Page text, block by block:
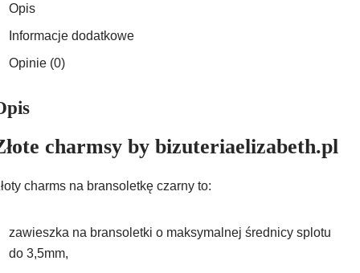
Opis
Informacje dodatkowe
Opinie (0)
charmsy by bizuteriaelizabeth.pl
charms na bransoletkę czarny to:
zawieszka na bransoletki o maksymalnej średnicy splotu
do 3,5mm,